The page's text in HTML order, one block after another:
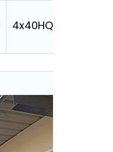
4x40HQ